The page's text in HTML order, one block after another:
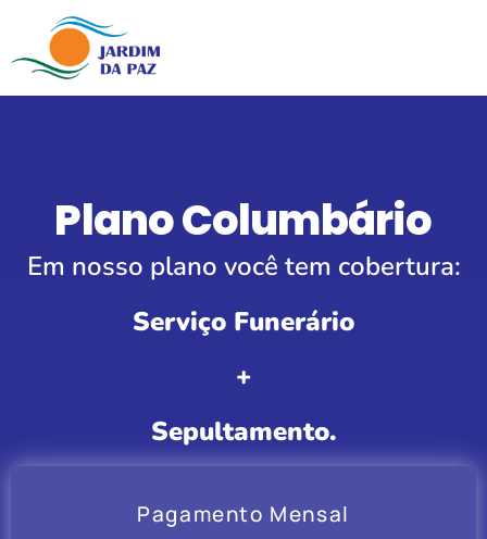
Plano Columbário
Em nosso plano você tem cobertura:
Serviço Funerário
+
Sepultamento.
Pagamento Mensal